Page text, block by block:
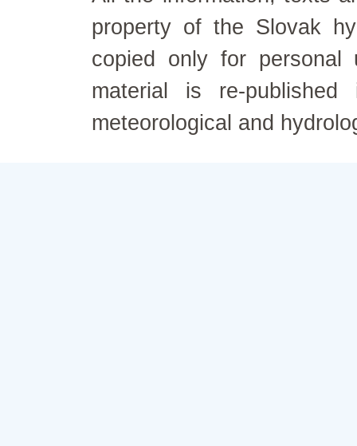
property of the Slovak
copied only for personal
material is re-
meteorological and